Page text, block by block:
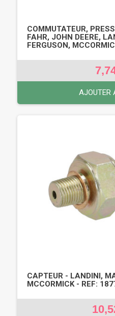
COMMUTATEUR,
FAHR, JOHN DEERE,
FERGUSON,
AJOUTER
CAPTEUR - LANDINI,
MCCORMICK - REF: